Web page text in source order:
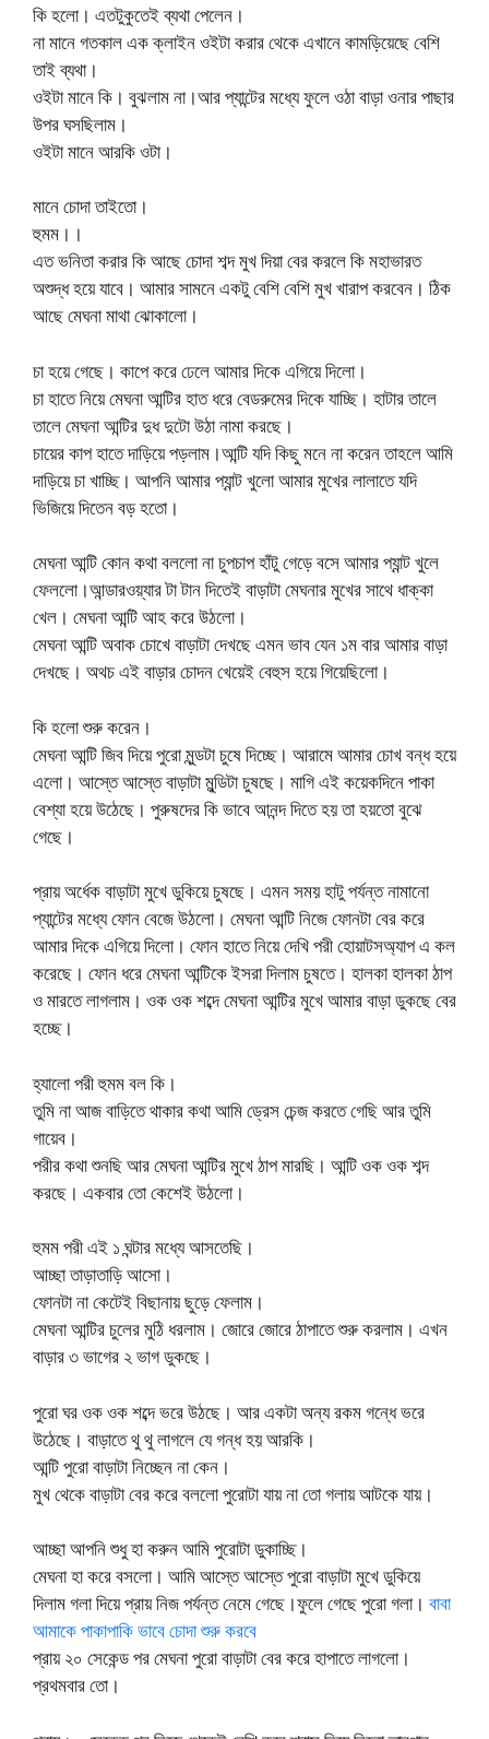
কি হলো। এতটুকুতেই ব্যথা পেলেন।
না মানে গতকাল এক ক্লাইন ওইটা করার থেকে এখানে কামড়িয়েছে বেশি
তাই ব্যথা।
ওইটা মানে কি। বুঝলাম না।আর প্যান্টের মধ্যে ফুলে ওঠা বাড়া ওনার পাছার
উপর ঘসছিলাম।
ওইটা মানে আরকি ওটা।
মানে চোদা তাইতো।
হুমম।।
এত ভনিতা করার কি আছে চোদা শব্দ মুখ দিয়া বের করলে কি মহাভারত
অশুদ্ধ হয়ে যাবে। আমার সামনে একটু বেশি বেশি মুখ খারাপ করবেন। ঠিক
আছে মেঘনা মাথা ঝোকালো।
চা হয়ে গেছে। কাপে করে ঢেলে আমার দিকে এগিয়ে দিলো।
চা হাতে নিয়ে মেঘনা আন্টির হাত ধরে বেডরুমের দিকে যাচ্ছি। হাটার তালে
তালে মেঘনা আন্টির দুধ দুটো উঠা নামা করছে।
চায়ের কাপ হাতে দাড়িয়ে পড়লাম।আন্টি যদি কিছু মনে না করেন তাহলে আমি
দাড়িয়ে চা খাচ্ছি। আপনি আমার প্যান্ট খুলো আমার মুখের লালাতে যদি
ভিজিয়ে দিতেন বড় হতো।
মেঘনা আন্টি কোন কথা বললো না চুপচাপ হাঁটু গেড়ে বসে আমার প্যান্ট খুলে
ফেললো।আন্ডারওয়্যার টা টান দিতেই বাড়াটা মেঘনার মুখের সাথে ধাক্কা
খেল। মেঘনা আন্টি আহ করে উঠলো।
মেঘনা আন্টি অবাক চোখে বাড়াটা দেখছে এমন ভাব যেন ১ম বার আমার বাড়া
দেখছে। অথচ এই বাড়ার চোদন খেয়েই বেহুস হয়ে গিয়েছিলো।
কি হলো শুরু করেন।
মেঘনা আন্টি জিব দিয়ে পুরো মুন্ডটা চুষে দিচ্ছে। আরামে আমার চোখ বন্ধ হয়ে
এলো। আস্তে আস্তে বাড়াটা মুন্ডিটা চুষছে। মাগি এই কয়েকদিনে পাকা
বেশ্যা হয়ে উঠেছে। পুরুষদের কি ভাবে আনন্দ দিতে হয় তা হয়তো বুঝে
গেছে।
প্রায় অর্ধেক বাড়াটা মুখে ডুকিয়ে চুষছে। এমন সময় হাটু পর্যন্ত নামানো
প্যান্টের মধ্যে ফোন বেজে উঠলো। মেঘনা আন্টি নিজে ফোনটা বের করে
আমার দিকে এগিয়ে দিলো। ফোন হাতে নিয়ে দেখি পরী হোয়াটসঅ্যাপ এ কল
করেছে। ফোন ধরে মেঘনা আন্টিকে ইসরা দিলাম চুষতে। হালকা হালকা ঠাপ
ও মারতে লাগলাম। ওক ওক শব্দে মেঘনা আন্টির মুখে আমার বাড়া ডুকছে বের
হচ্ছে।
হ্যালো পরী হুমম বল কি।
তুমি না আজ বাড়িতে থাকার কথা আমি ড্রেস চেন্জ করতে গেছি আর তুমি
গায়েব।
পরীর কথা শুনছি আর মেঘনা আন্টির মুখে ঠাপ মারছি। আন্টি ওক ওক শব্দ
করছে। একবার তো কেশেই উঠলো।
হুমম পরী এই ১ ঘন্টার মধ্যে আসতেছি।
আচ্ছা তাড়াতাড়ি আসো।
ফোনটা না কেটেই বিছানায় ছুড়ে ফেলাম।
মেঘনা আন্টির চুলের মুঠি ধরলাম। জোরে জোরে ঠাপাতে শুরু করলাম। এখন
বাড়ার ৩ ভাগের ২ ভাগ ডুকছে।
পুরো ঘর ওক ওক শব্দে ভরে উঠছে। আর একটা অন্য রকম গন্ধে ভরে
উঠেছে। বাড়াতে থু থু লাগলে যে গন্ধ হয় আরকি।
আন্টি পুরো বাড়াটা নিচ্ছেন না কেন।
মুখ থেকে বাড়াটা বের করে বললো পুরোটা যায় না তো গলায় আটকে যায়।
আচ্ছা আপনি শুধু হা করুন আমি পুরোটা ডুকাচ্ছি।
মেঘনা হা করে বসলো। আমি আস্তে আস্তে পুরো বাড়াটা মুখে ডুকিয়ে
দিলাম গলা দিয়ে প্রায় নিজ পর্যন্ত নেমে গেছে।ফুলে গেছে পুরো গলা। বাবা
আমাকে পাকাপাকি ভাবে চোদা শুরু করবে
প্রায় ২০ সেকেন্ড পর মেঘনা পুরো বাড়াটা বের করে হাপাতে লাগলো।
প্রথমবার তো।